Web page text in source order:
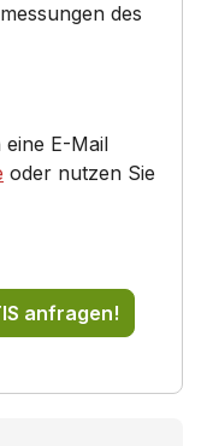
des
E-Mail
oder nutzen Sie
anfragen!